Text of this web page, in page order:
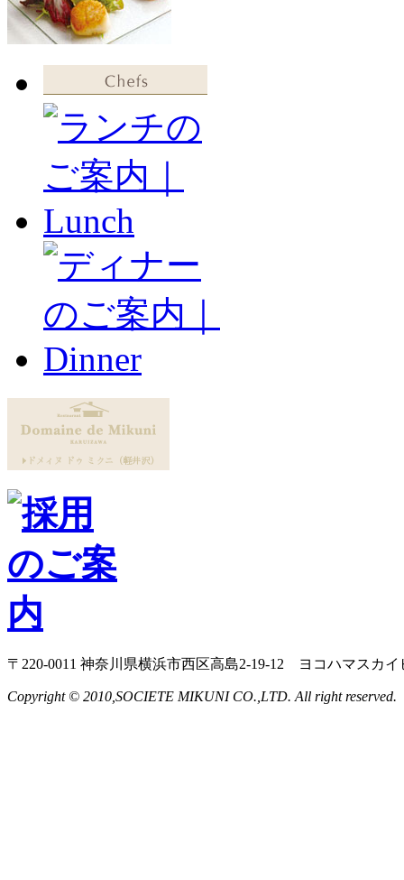
〒220-0011 神奈川県横浜市西区高島2-19-12 ヨコハマスカイ
Copyright © 2010,SOCIETE MIKUNI CO.,LTD. All right reserved.